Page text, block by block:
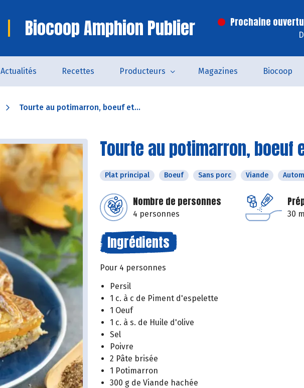
Biocoop Amphion Publier Prochaine
Actualités Recettes Producteurs Magazines Biocoop
Tourte au potimarron, boeuf et...
Tourte au potimarron, boeuf
Plat principal Boeuf Sans porc Viande
Nombre de personnes
4 personnes 30
Ingrédients
Pour 4 personnes
Persil
1 c. à c de Piment d'espelette
1 Oeuf
1 c. à s. de Huile d'olive
Sel
Poivre
2 Pâte brisée
1 Potimarron
300 g de Viande hachée